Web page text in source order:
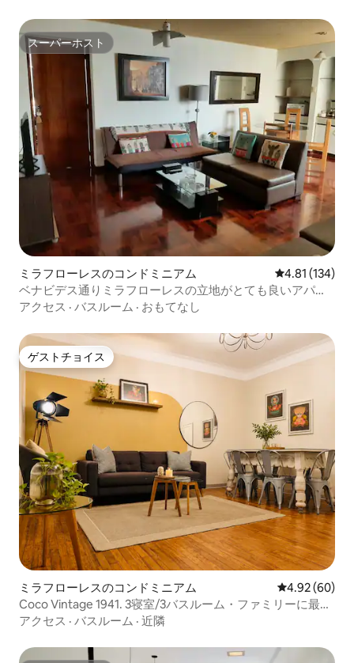
スーパーホスト
スーパーホスト
ミラフローレスのコンドミニアム レビュー134
4.81 (134)
ベナビデス通りミラフローレスの立地がとても良いアパー
ト
アクセス · バスルーム · おもてなし
ゲストチョイス
ゲストチョイス
ミラフローレスのコンドミニアム レビュー60
4.92 (60)
Coco Vintage 1941. 3寝室/3バスルーム・ファミリーに最
適。
アクセス · バスルーム · 近隣